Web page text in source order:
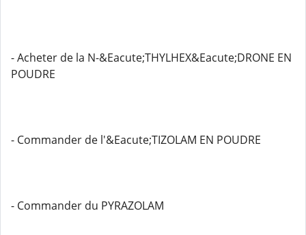
- Acheter de la N-&Eacute;THYLHEX&Eacute;DRONE EN
POUDRE
- Commander de l'&Eacute;TIZOLAM EN POUDRE
- Commander du PYRAZOLAM